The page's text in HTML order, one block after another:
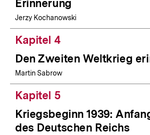
Erinnerung
Jerzy Kochanowski
Kapitel 4
Den Zweiten Weltkrieg
Martin Sabrow
Kapitel 5
Kriegsbeginn 1939:
des Deutschen Reichs